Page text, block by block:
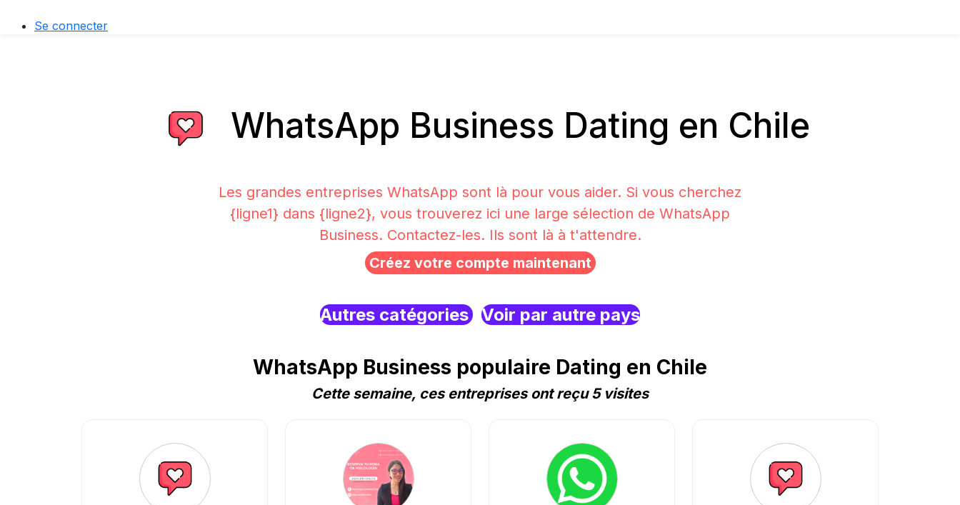
Se connecter
WhatsApp Business Dating en Chile
Les grandes entreprises WhatsApp sont là pour vous aider. Si vous cherchez
{ligne1} dans {ligne2}, vous trouverez ici une large sélection de WhatsApp
Business. Contactez-les. Ils sont là à t'attendre.
Créez votre compte maintenant
Autres catégories Voir par autre pays
WhatsApp Business populaire Dating en Chile
Cette semaine, ces entreprises ont reçu 5 visites